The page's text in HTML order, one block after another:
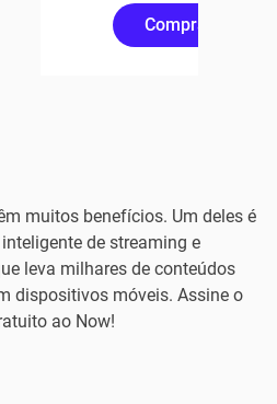
Comprar Online
muitos benefícios. Um deles é
de streaming e
leva milhares de conteúdos
dispositivos móveis. Assine o
ao Now!